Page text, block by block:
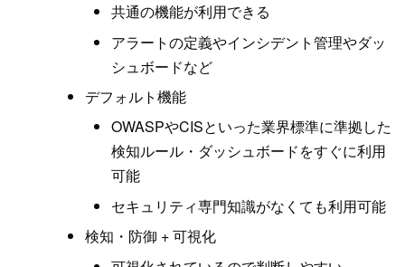
共通の機能が利用できる
アラートの定義やインシデント管理やダッ
シュボードなど
デフォルト機能
OWASPやCISといった業界標準に準拠した
検知ルール・ダッシュボードをすぐに利用
可能
セキュリティ専門知識がなくても利用可能
検知・防御 + 可視化